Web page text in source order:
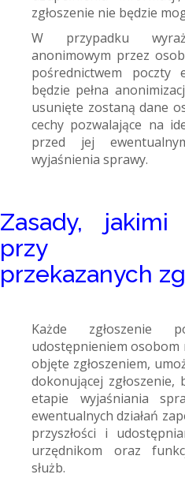
zgłoszenie nie będzie
W przypadku
anonimowym przez
pośrednictwem poczty
będzie pełna
usunięte zostaną dane
cechy pozwalające na
przed jej
wyjaśnienia sprawy.
Zasady,
przy
przekazanych
Każde zgłoszenie
udostępnieniem
objęte zgłoszeniem,
dokonującej
etapie wyjaśniania
ewentualnych działań
przyszłości i
urzędnikom oraz
służb.